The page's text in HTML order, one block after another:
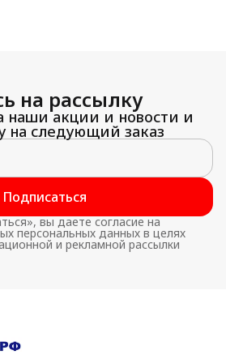
на рассылку
наши акции и новости и
на следующий заказ
Подписаться
вы даете согласие на
персональных данных в целях
и рекламной рассылки